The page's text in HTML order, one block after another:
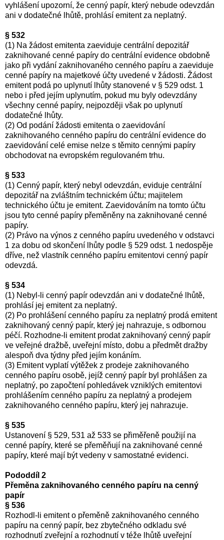
vyhlášení upozorní, že cenný papír, který nebude odevzdán
ani v dodatečné lhůtě, prohlásí emitent za neplatný.
§ 532
(1) Na žádost emitenta zaeviduje centrální depozitář
zaknihované cenné papíry do centrální evidence obdobně
jako při vydání zaknihovaného cenného papíru a zaeviduje
cenné papíry na majetkové účty uvedené v žádosti. Žádost
emitent podá po uplynutí lhůty stanovené v § 529 odst. 1
nebo i před jejím uplynutím, pokud mu byly odevzdány
všechny cenné papíry, nejpozději však po uplynutí
dodatečné lhůty.
(2) Od podání žádosti emitenta o zaevidování
zaknihovaného cenného papíru do centrální evidence do
zaevidování celé emise nelze s těmito cennými papíry
obchodovat na evropském regulovaném trhu.
§ 533
(1) Cenný papír, který nebyl odevzdán, eviduje centrální
depozitář na zvláštním technickém účtu; majitelem
technického účtu je emitent. Zaevidováním na tomto účtu
jsou tyto cenné papíry přeměněny na zaknihované cenné
papíry.
(2) Právo na výnos z cenného papíru uvedeného v odstavci
1 za dobu od skončení lhůty podle § 529 odst. 1 nedospěje
dříve, než vlastník cenného papíru emitentovi cenný papír
odevzdá.
§ 534
(1) Nebyl-li cenný papír odevzdán ani v dodatečné lhůtě,
prohlásí jej emitent za neplatný.
(2) Po prohlášení cenného papíru za neplatný prodá emitent
zaknihovaný cenný papír, který jej nahrazuje, s odbornou
péčí. Rozhodne-li emitent prodat zaknihovaný cenný papír
ve veřejné dražbě, uveřejní místo, dobu a předmět dražby
alespoň dva týdny před jejím konáním.
(3) Emitent vyplatí výtěžek z prodeje zaknihovaného
cenného papíru osobě, jejíž cenný papír byl prohlášen za
neplatný, po započtení pohledávek vzniklých emitentovi
prohlášením cenného papíru za neplatný a prodejem
zaknihovaného cenného papíru, který jej nahrazuje.
§ 535
Ustanovení § 529, 531 až 533 se přiměřeně použijí na
cenné papíry, které se přeměňují na zaknihované cenné
papíry, které mají být vedeny v samostatné evidenci.
Pododdíl 2
Přeměna zaknihovaného cenného papíru na cenný
papír
§ 536
Rozhodl-li emitent o přeměně zaknihovaného cenného
papíru na cenný papír, bez zbytečného odkladu své
rozhodnutí zveřejní a rozhodnutí v téže lhůtě uveřejní